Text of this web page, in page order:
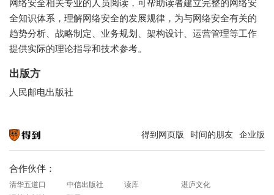
网络安全相关专业的人员阅读，可帮助读者建立完整的网络安
全知识体系，理解网络安全的发展规律，为与网络安全有关的
趋势分析、战略制定、业务规划、架构设计、运营管理等工作
提供实际的理论指导和技术参考。
出版方
人民邮电出版社
得到网页版 时间的朋友 企业版
合作伙伴：
清华五道口 中信出版社 读库
湛庐文化